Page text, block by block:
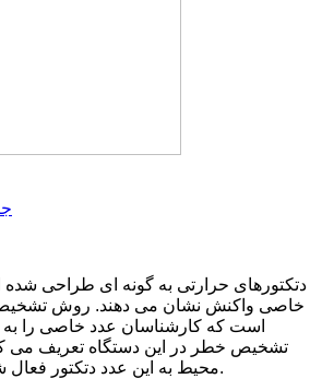
دتکتورهای حرارتی به گونه ای طراحی شده
خاصی واکنش نشان می دهند. روش تشخیص
است که کارشناسان عدد خاصی را به
تشخیص خطر در این دستگاه تعریف می
محیط به این عدد دتکتور فعال شده و هشدار می دهد.